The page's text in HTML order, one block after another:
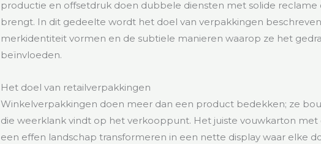
productie en offsetdruk doen dubbele diensten met solide reclame
brengt. In dit gedeelte wordt het doel van verpakkingen
merkidentiteit vormen en de subtiele manieren waarop ze het
beïnvloeden.
Het doel van retailverpakkingen
Winkelverpakkingen doen meer dan een product bedekken; ze
die weerklank vindt op het verkooppunt. Het juiste vouwkarton
een effen landschap transformeren in een nette display waar elke